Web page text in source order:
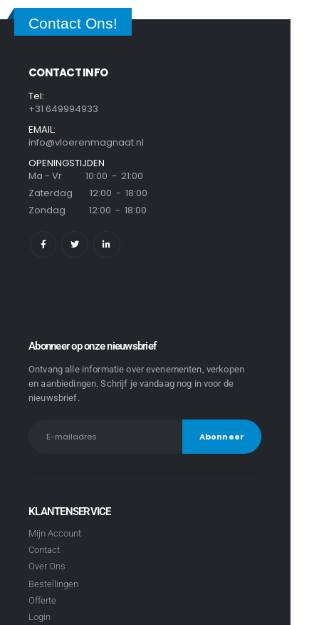
Contact Ons!
CONTACT INFO
Tel:
+31 649994933
EMAIL:
info@vloerenmagnaat.nl
OPENINGSTIJDEN
Ma - Vr 10:00 - 21:00
Zaterdag 12:00 - 18:00
Zondag 12:00 - 18:00
Abonneer op onze nieuwsbrief
Ontvang alle informatie over evenementen, verkopen
en aanbiedingen. Schrijf je vandaag nog in voor de
nieuwsbrief.
KLANTENSERVICE
Mijn Account
Contact
Over Ons
Bestellingen
Offerte
Login